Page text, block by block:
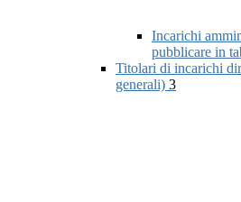
Incarichi
pubblicare in
Titolari di incarichi
generali) 3